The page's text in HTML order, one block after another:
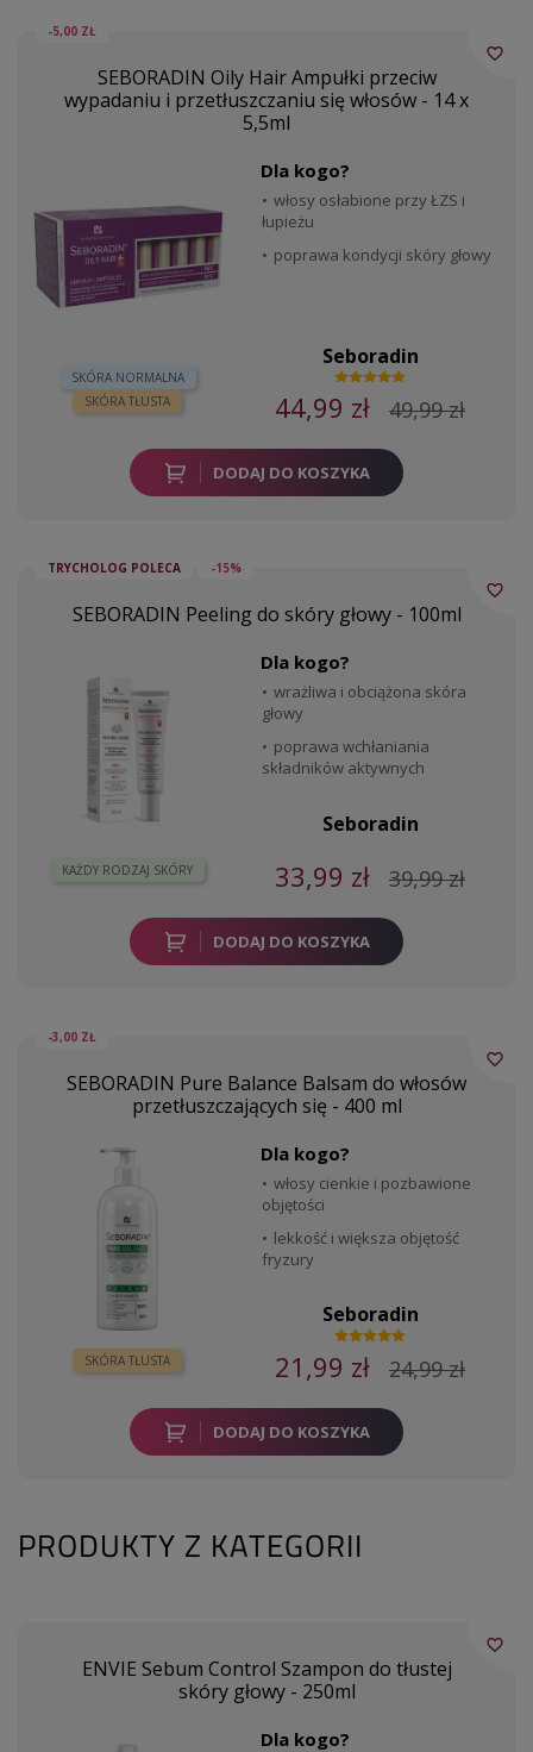
-5,00 ZŁ
SEBORADIN Oily Hair Ampułki przeciw
wypadaniu i przetłuszczaniu się włosów - 14 x
5,5ml
SKÓRA NORMALNA
SKÓRA TŁUSTA
Dla kogo?
włosy osłabione przy ŁZS i
łupieżu
poprawa kondycji skóry głowy
Seboradin
44,99 zł 49,99 zł
DODAJ DO KOSZYKA
favorite_border
TRYCHOLOG POLECA -15%
SEBORADIN Peeling do skóry głowy - 100ml
KAŻDY RODZAJ SKÓRY
Dla kogo?
wrażliwa i obciążona skóra
głowy
poprawa wchłaniania
składników aktywnych
Seboradin
33,99 zł 39,99 zł
DODAJ DO KOSZYKA
favorite_border
-3,00 ZŁ
SEBORADIN Pure Balance Balsam do włosów
przetłuszczających się - 400 ml
SKÓRA TŁUSTA
Dla kogo?
włosy cienkie i pozbawione
objętości
lekkość i większa objętość
fryzury
Seboradin
21,99 zł 24,99 zł
DODAJ DO KOSZYKA
favorite_border
PRODUKTY Z KATEGORII
ENVIE Sebum Control Szampon do tłustej
skóry głowy - 250ml
Dla kogo?
favorite_border